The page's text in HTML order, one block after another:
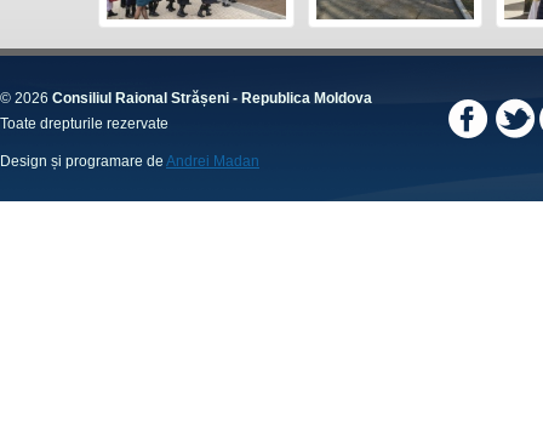
© 2026 Consiliul Raional Strășeni - Republica Moldova
Toate drepturile rezervate
Design și programare de Andrei Madan